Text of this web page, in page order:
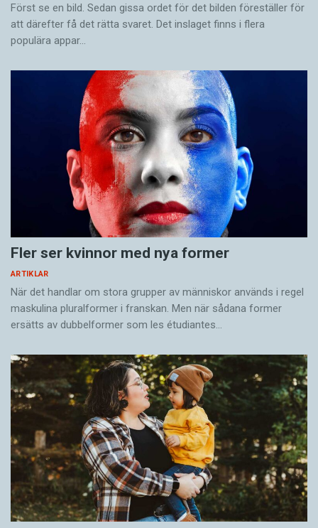
Först se en bild. Sedan gissa ordet för det bilden föreställer för
att därefter få det rätta svaret. Det inslaget finns i flera
populära appar…
Fler ser kvinnor med nya former
ARTIKLAR
När det handlar om stora grupper av människor används i regel
maskulina pluralformer i franskan. Men när sådana ­former
ersätts av dubbel­former som les étudiantes…